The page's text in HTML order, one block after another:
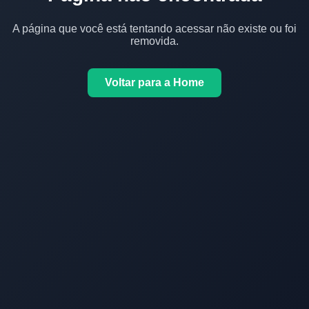
A página que você está tentando acessar não existe ou foi
removida.
Voltar para a Home